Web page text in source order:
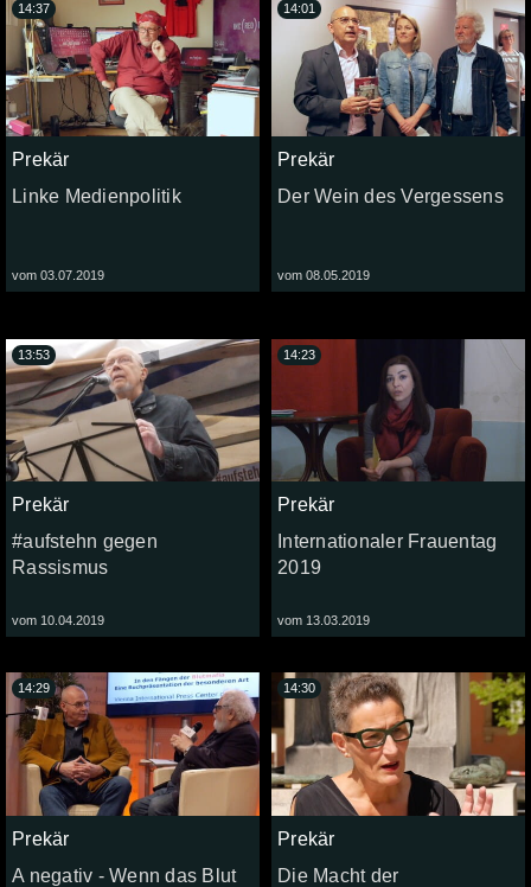
Prekär
Linke Medienpolitik
vom 03.07.2019
14:37
Prekär
Der Wein des Vergessens
vom 08.05.2019
14:01
Prekär
#aufstehn gegen
Rassismus
vom 10.04.2019
13:53
Prekär
Internationaler Frauentag
2019
vom 13.03.2019
14:23
Prekär
A negativ - Wenn das Blut
14:29
Prekär
Die Macht der
14:30